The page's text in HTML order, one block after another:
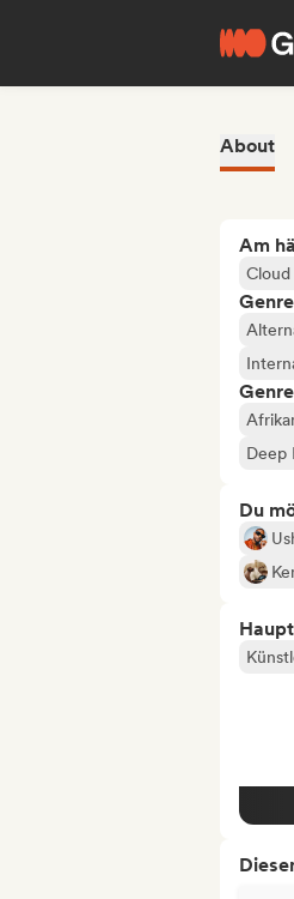
About
Am
Deep
Du